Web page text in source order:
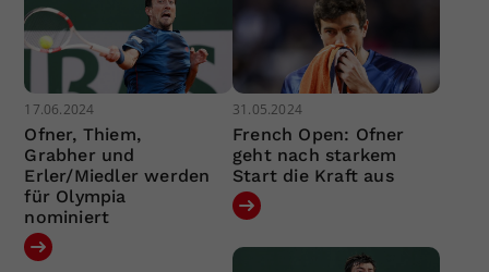
17.06.2024
Ofner, Thiem,
Grabher und
Erler/Miedler werden
für Olympia
nominiert
31.05.2024
French Open: Ofner
geht nach starkem
Start die Kraft aus